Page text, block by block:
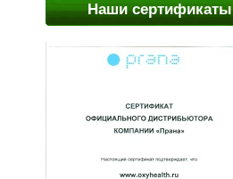
Наши сертификаты